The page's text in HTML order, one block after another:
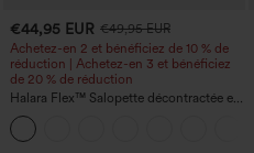
€44,95 EUR €49,95 EUR
Achetez-en 2 et bénéficiez de 10 % de
réduction | Achetez-en 3 et bénéficiez
de 20 % de réduction
Halara Flex™ Salopette décontractée en
denim lavé à encolure en V avec poche